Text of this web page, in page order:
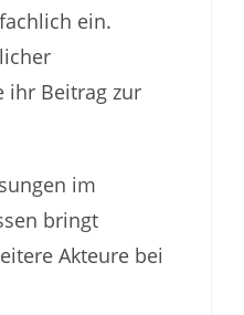
ein.
ihr Beitrag zur
im
bringt
Akteure bei